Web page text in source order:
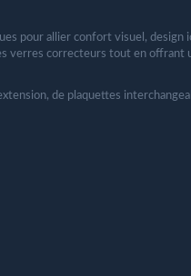
pour allier confort visuel, design
verres correcteurs tout en offrant
de plaquettes